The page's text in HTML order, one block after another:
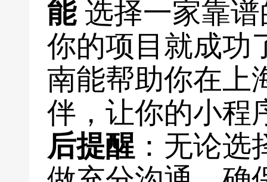
能选择一家靠谱
你的项目就成功
南能帮助你在上
伴，让你的小程
后提醒 ：无论